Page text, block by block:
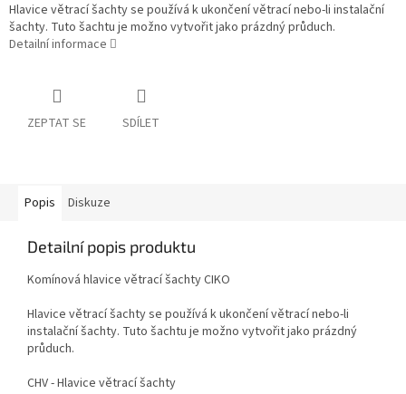
Hlavice větrací šachty se používá k ukončení větrací nebo-li instalační
šachty. Tuto šachtu je možno vytvořit jako prázdný průduch.
Detailní informace
ZEPTAT SE SDÍLET
Popis Diskuze
Detailní popis produktu
Komínová hlavice větrací šachty CIKO
Hlavice větrací šachty se používá k ukončení větrací nebo-li
instalační šachty. Tuto šachtu je možno vytvořit jako prázdný
průduch.
CHV - Hlavice větrací šachty